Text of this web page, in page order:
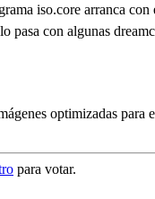
iso.core arranca
pasa con algunas
optimizadas para
para votar.